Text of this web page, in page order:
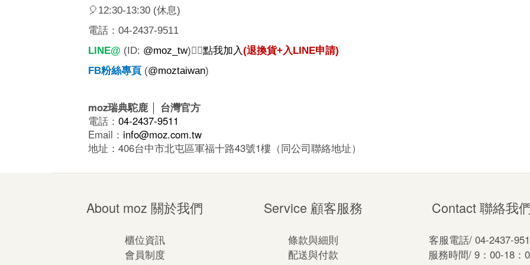
🎈12:30-13:30 (休息)
電話： 04-2437-9511
LINE@ (ID: @moz_tw)👉🏼點我加入(退換貨+入LINE申請)
FB粉絲專頁 (@moztaiwan)
moz瑞典駝鹿 │ 台灣官方
電話： 04-2437-9511
Email： info@moz.com.tw
地址：406台中市北屯區軍福十路43號1樓（同公司聯絡地址）
About moz 關於我們
櫃位資訊
會員制度
Service 顧客服務
條款與細則
配送與付款
Contact 聯絡我
客服電話/ 04-2437-
服務時間/ 9：00-18：